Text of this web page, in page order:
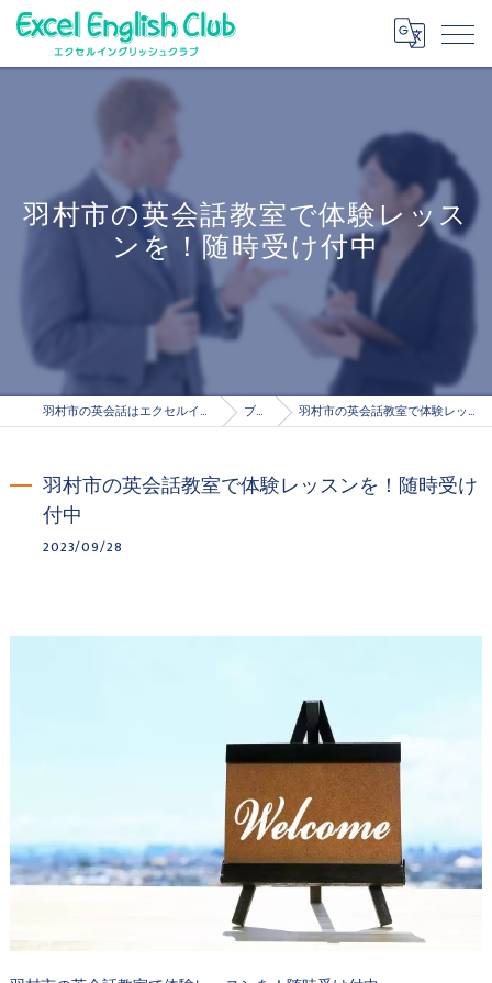
羽村市の英会話教室で体験レッス
ンを！随時受け付中
羽村市の英会話はエクセルイングリッシュクラブ ブログ 羽村市の英会話教室で体験レッスンを！随時受け付中
羽村市の英会話教室で体験レッスンを！随時受け
付中
2023/09/28